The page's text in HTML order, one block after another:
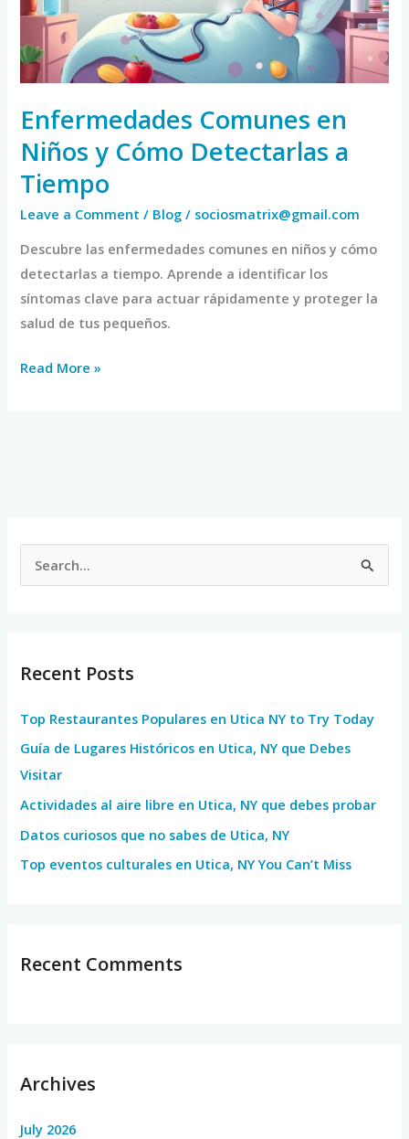
Enfermedades Comunes en
Niños y Cómo Detectarlas a
Tiempo
Leave a Comment / Blog / sociosmatrix@gmail.com
Descubre las enfermedades comunes en niños y cómo
detectarlas a tiempo. Aprende a identificar los
síntomas clave para actuar rápidamente y proteger la
salud de tus pequeños.
Cómo
Detectarlas
a
Tiempo
Read More »
c
f
o
r
:
Recent Posts
Top Restaurantes Populares en Utica NY to Try Today
Guía de Lugares Históricos en Utica, NY que Debes
Visitar
Actividades al aire libre en Utica, NY que debes probar
Datos curiosos que no sabes de Utica, NY
Top eventos culturales en Utica, NY You Can’t Miss
Recent Comments
Archives
July 2026